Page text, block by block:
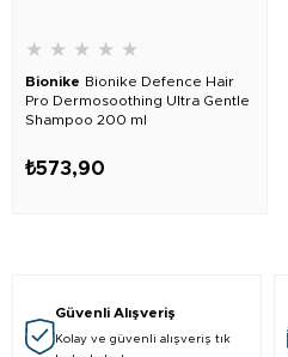
★ ★ ★ ★ ★
Bionike Bionike Defence Hair
Pro Dermosoothing Ultra Gentle
Shampoo 200 ml
₺573,90
Güvenli Alışveriş
Kolay ve güvenli alışveriş tık